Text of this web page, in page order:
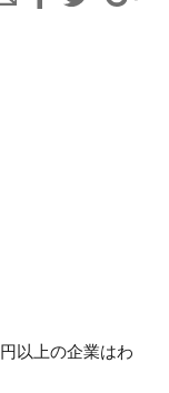
以上の企業はわ